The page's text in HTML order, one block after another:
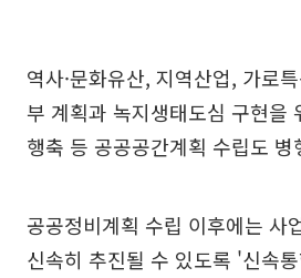
역사·문화유산, 지역산업, 가로
부 계획과 녹지생태도심 구현을
행축 등 공공공간계획 수립도 병
공공정비계획 수립 이후에는 사
신속히 추진될 수 있도록 '신속